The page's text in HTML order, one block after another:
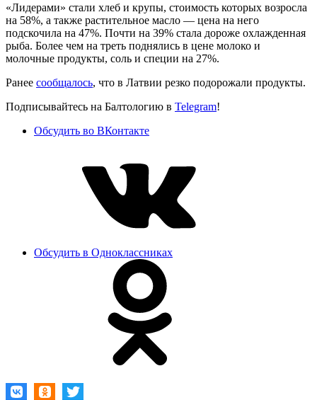
«Лидерами» стали хлеб и крупы, стоимость которых возросла
на 58%, а также растительное масло — цена на него
подскочила на 47%. Почти на 39% стала дороже охлажденная
рыба. Более чем на треть поднялись в цене молоко и
молочные продукты, соль и специи на 27%.
Ранее сообщалось, что в Латвии резко подорожали продукты.
Подписывайтесь на Балтологию в Telegram!
Обсудить во ВКонтакте
Обсудить в Одноклассниках